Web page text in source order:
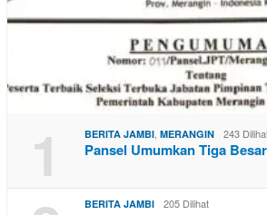
1 BERITA JAMBI, MERANGIN 243
Pansel Umumkan Tiga
BERITA JAMBI 205 Dilihat